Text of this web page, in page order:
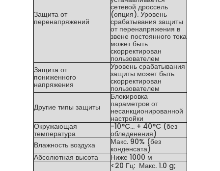
Защита от
перенапряжений
сетевой дроссель
(опция). Уровень
срабатывания защиты
от перенапряжения в
звене постоянного тока
может быть
скорректирован
пользователем
Защита от
пониженного
напряжения
Уровень срабатывания
защиты может быть
скорректирован
пользователем
Другие типы защиты
Блокировка
параметров от
несанкционированной
настройки
Окружающая
температура
-10°C… + 40°C (без
обледенения)
Влажность воздуха
Макс. 90% (без
конденсата)
Абсолютная высота
Ниже 1000 м
<20 Гц: Макс. 1.0 g;